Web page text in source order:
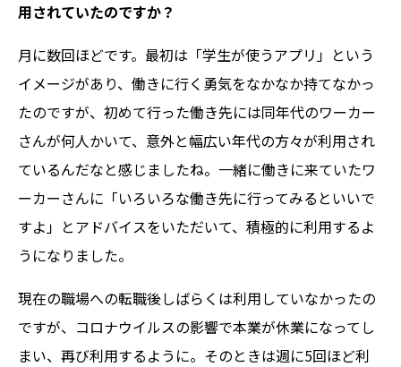
用されていたのですか？
月に数回ほどです。最初は「学生が使うアプリ」という
イメージがあり、働きに行く勇気をなかなか持てなかっ
たのですが、初めて行った働き先には同年代のワーカー
さんが何人かいて、意外と幅広い年代の方々が利用され
ているんだなと感じましたね。一緒に働きに来ていたワ
ーカーさんに「いろいろな働き先に行ってみるといいで
すよ」とアドバイスをいただいて、積極的に利用するよ
うになりました。
現在の職場への転職後しばらくは利用していなかったの
ですが、コロナウイルスの影響で本業が休業になってし
まい、再び利用するように。そのときは週に5回ほど利